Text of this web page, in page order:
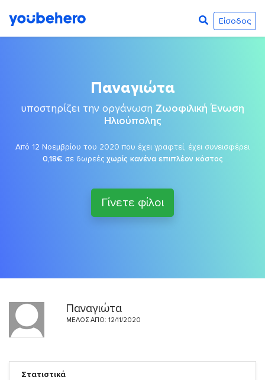
Είσοδος
Παναγιώτα
υποστηρίζει την οργάνωση Ζωοφιλική Ένωση
Ηλιούπολης
Από 12 Νοεμβρίου του 2020 που έχει γραφτεί, έχει συνεισφέρει
0,18€ σε δωρεές χωρίς κανένα επιπλέον κόστος
Γίνετε φίλοι
Παναγιώτα
ΜΈΛΟΣ ΑΠΌ: 12/11/2020
Στατιστικά